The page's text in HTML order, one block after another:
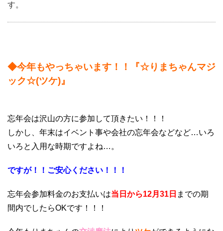
す。
◆今年もやっちゃいます！！『☆りまちゃんマジ
ック☆(ツケ)』
忘年会は沢山の方に参加して頂きたい！！！
しかし、年末はイベント事や会社の忘年会などなど…いろ
いろと入用な時期ですよね…。
ですが！！ご安心ください！！！
忘年会参加料金のお支払いは当日から12月31日 までの期
間内でしたらOKです！！！